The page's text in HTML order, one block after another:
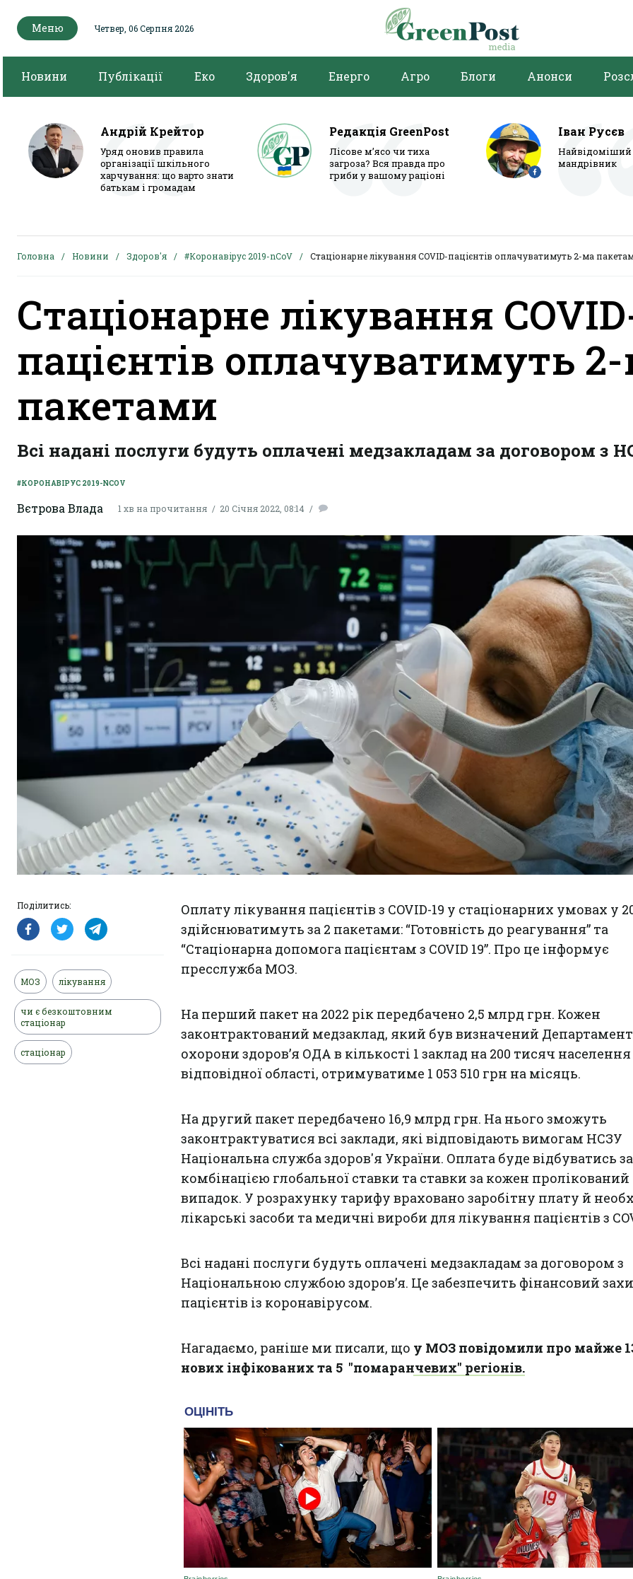
Меню Четвер, 06 Серпня 2026
Новини Публікації Еко Здоров'я Енерго Агро Блоги Анонси
Андрій Крейтор
Уряд оновив правила
організації шкільного
харчування: що варто знати
батькам і громадам
Редакція GreenPost
Лісове м’ясо чи тиха
загроза? Вся правда про
гриби у вашому раціоні
Іван Русєв
мандрівник
Головна Новини Здоров'я #Коронавірус 2019-nCoV Стаціонарне лікування COVID-пацієнтів оплачуватимуть 2-ма
Стаціонарне лікування
пацієнтів оплачуватимуть
пакетами
Всі надані послуги будуть оплачені медзакладам за договором з
#КОРОНАВІРУС 2019-NCOV
Вєтрова Влада 1 хв на прочитання 20 Січня 2022, 08:14
Поділитись:
МОЗ лікування
чи є безкоштовним
стаціонар
стаціонар
Оплату лікування пацієнтів з COVID-19 у стаціонарних умовах у
здійснюватимуть за 2 пакетами: “Готовність до реагування” та
“Стаціонарна допомога пацієнтам з COVID 19”. Про це інформує
пресслужба МОЗ.
На перший пакет на 2022 рік передбачено 2,5 млрд грн. Кожен
законтрактований медзаклад, який був визначений
охорони здоров’я ОДА в кількості 1 заклад на 200 тисяч населення
відповідної області, отримуватиме 1 053 510 грн на місяць.
На другий пакет передбачено 16,9 млрд грн. На нього зможуть
законтрактуватися всі заклади, які відповідають вимогам НСЗУ
Національна служба здоров'я України. Оплата буде відбуватись за
комбінацією глобальної ставки та ставки за кожен пролікований
випадок. У розрахунку тарифу враховано заробітну плату й
лікарські засоби та медичні вироби для лікування пацієнтів з
Всі надані послуги будуть оплачені медзакладам за договором з
Національною службою здоров’я. Це забезпечить фінансовий
пацієнтів із коронавірусом.
Нагадаємо, раніше ми писали, що у МОЗ повідомили про майже
нових інфікованих та 5 "помаранчевих" регіонів.